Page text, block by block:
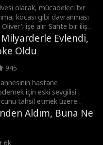
olarak, mücadeleci bir
​​kocası gibi davranması
işe alır. Sahte bir ilişki
bu ilişki, Oliver'ın Emma'ya
olmasıyla hızla gerçek bir
Ancak Emma
gizemli bir adam
edilen Emma'ya aşık
derinleştikçe Oliver'ın sırrı
etme tehlikesiyle
ve Emma şunu merak
Rüyalarına giren bu adam
olmak için önlerine çıkan
mi?
Milyarderle Evlendi,
Oldu
945
hastane
için eski sevgilisi
tahsil etmek üzere
Kevin'ın zengin Rose'un
öğrenir ve ikisi
Tam dibe
Lucas çıkar.
Aldım, Buna Ne
6k